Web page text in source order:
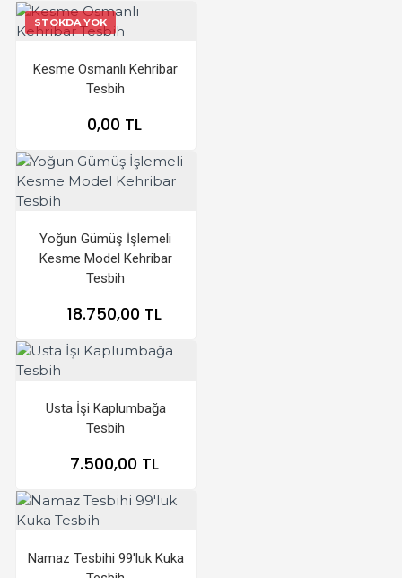
STOKDA YOK
Kesme Osmanlı Kehribar
Tesbih
0,00 TL
Yoğun Gümüş İşlemeli
Kesme Model Kehribar
Tesbih
18.750,00 TL
Usta İşi Kaplumbağa
Tesbih
7.500,00 TL
Namaz Tesbihi 99'luk Kuka